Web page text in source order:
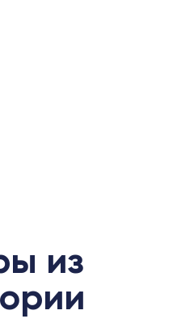
из